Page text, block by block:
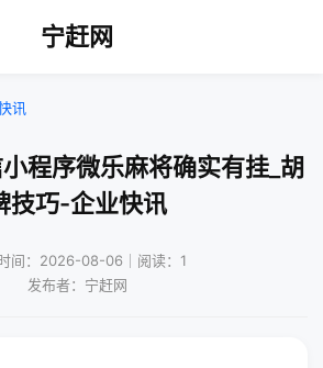
宁赶网
讯
程序微乐麻将确实有挂_胡
技巧-企业快讯
间：2026-08-06｜阅读：1
发布者：宁赶网